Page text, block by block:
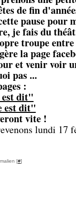
de fin
pause pour
je fais du
troupe
la page
et venir voir
pas ...
:
est dit"
est dit"
vite !
lundi 17
[#]